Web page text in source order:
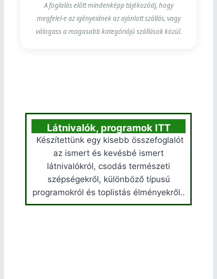
A foglalás előtt mindenképp tájékozódj, hogy
megfelel-e az igényeidnek az ajánlott szállás, vagy
válogass a magasabb kategóriájú szállások közül.
Látnivalók, programok ITT
Készítettünk egy kisebb összefoglalót
az ismert és kevésbé ismert
látnivalókról, csodás természeti
szépségekről, különböző típusú
programokról és toplistás élményekről..